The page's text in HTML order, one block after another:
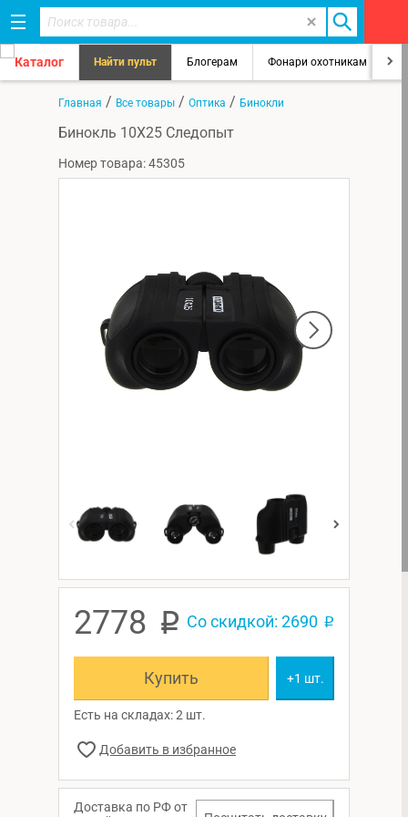
Каталог Найти пульт Блогерам Фонари охотникам
Главная / Все товары / Оптика / Бинокли
Бинокль 10Х25 Следопыт
Номер товара: 45305
2778 p Со скидкой: 2690 p
Купить +1 шт.
Есть на складах: 2 шт.
Доставка по РФ от